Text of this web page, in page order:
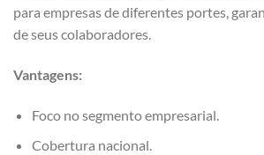
para empresas de diferentes portes,
de seus colaboradores.
Vantagens:
Foco no segmento empresarial.
Cobertura nacional.